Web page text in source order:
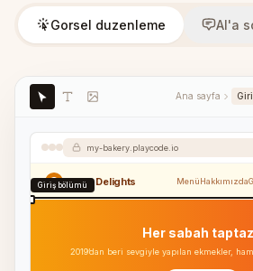
Gorsel duzenleme AI'a
Ana sayfa
my-bakery.playcode.io
Sweet Delights Menü Hakkımızda
Giriş bölümü
Her sabah
2019’dan beri sevgiyle yapılan ekmekler,